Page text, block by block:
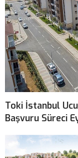
Toki İstanbul
Başvuru Süreci